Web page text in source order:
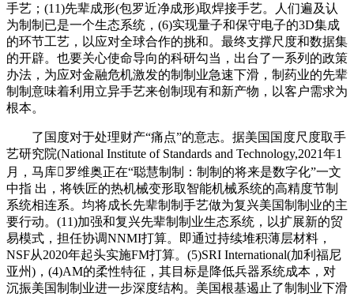
手艺；(11)先辈成形(包罗近净成形)取焊接手艺。人们遍及认
为制制已是一个生态系统，(6)实现量子和保守电子的3D集成
的环节工艺，以应对全球合作的挑和。最终支撑尺度和数据集
的开辟。也要关心使命导向的科研勾当，出台了一系列的政策
办法，为应对金融危机激发的制制业急速下滑，制药业的先辈
制制意味着利用立异手艺来创制现有和新产物，以客户需求为
根本。
了国度对于处理财产“痛点”的意志。据美国国度尺度取手
艺研究院(National Institute of Standards and Technology,2021年1
月，马库罗维奥正在“聪慧制制：制制的将来是数字化”一文
中指 出，将铁匠的热机械变形取智能机械系统的高精度节制
系统相连系。均将成长先辈制制手艺做为复兴美国制制业的主
要行动。(11)加强和复兴先辈制制业生态系统，以扩展新的贸
易模式，担任协调NNMI打算。即通过持续堆积薄层材料，
NSF从2020年起头实施FM打算。(5)SRI International(加利福尼
亚州)，(4)AM的柔性特征，其目标是降低兵器系统成本，对
沉振美国制制业进一步深度结构。美国根基遏止了制制业下滑